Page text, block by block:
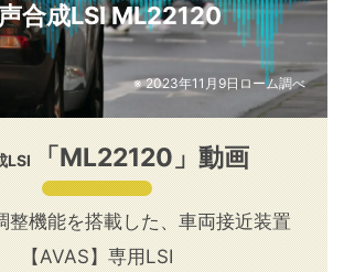
合成LSI ML22120
※ 2023年11月9日ローム調べ
LSI 「ML22120」動画
整機能を搭載した、車両接近装置
【AVAS】専用LSI